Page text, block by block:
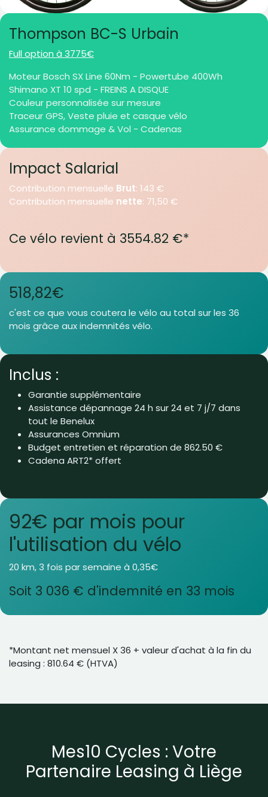
Thompson BC-S Urbain
Full option à 3775€
Moteur Bosch SX Line 60Nm - Powertube 400Wh
Shimano XT 10 spd - FREINS A DISQUE
Couleur personnalisée sur mesure
Traceur GPS, Veste pluie et casque vélo
Assurance dommage & Vol - Cadenas
Impact Salarial
Contribution mensuelle Brut: 143 €
Contribution mensuelle nette: 71,50 €
Ce vélo revient à 3554.82 €*
518,82€
c'est ce que vous coutera le vélo au total sur les 36
mois grâce aux indemnités vélo.
Inclus :
Garantie supplémentaire
Assistance dépannage 24 h sur 24 et 7 j/7 dans
tout le Benelux
Assurances Omnium
Budget entretien et réparation de 862.50 €
Cadena ART2* offert
92€ par mois pour
l'utilisation du vélo
20 km, 3 fois par semaine à 0,35€
Soit 3 036 € d'indemnité en 33 mois
*Montant net mensuel X 36 + valeur d'achat à la fin du
leasing : 810.64 € (HTVA)
Mes10 Cycles : Votre
Partenaire Leasing à Liège